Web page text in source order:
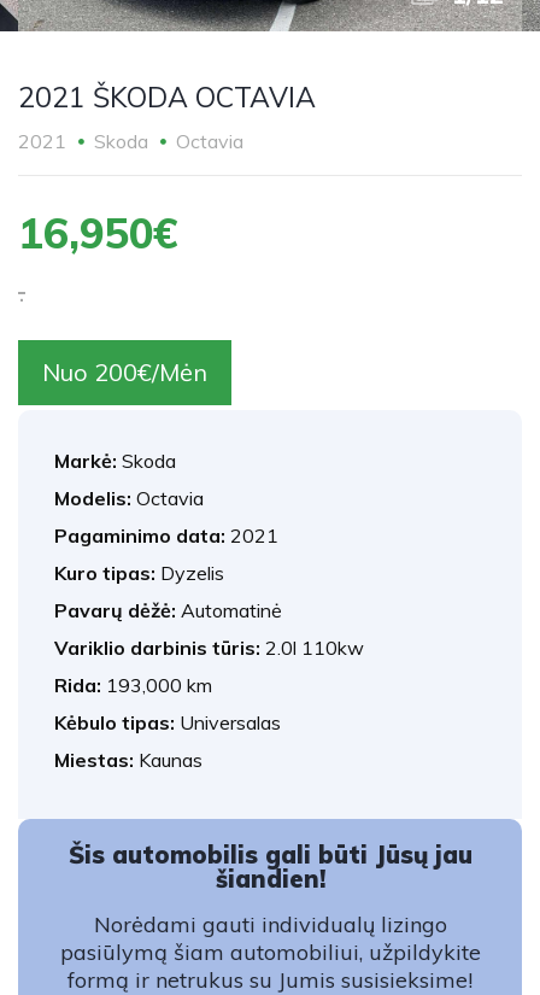
2021 ŠKODA OCTAVIA
2021 Skoda Octavia
16,950€
.
Nuo 200€/Mėn
Markė: Skoda
Modelis: Octavia
Pagaminimo data: 2021
Kuro tipas: Dyzelis
Pavarų dėžė: Automatinė
Variklio darbinis tūris: 2.0l 110kw
Rida: 193,000 km
Kėbulo tipas: Universalas
Miestas: Kaunas
Šis automobilis gali būti Jūsų jau
šiandien!
Norėdami gauti individualų lizingo
pasiūlymą šiam automobiliui, užpildykite
formą ir netrukus su Jumis susisieksime!